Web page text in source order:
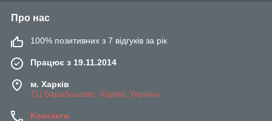
Про нас
100% позитивних з 7 відгуків за рік
Працює з 19.11.2014
м. Харків
ТЦ Барабашово, Харків, Україна
Контакти